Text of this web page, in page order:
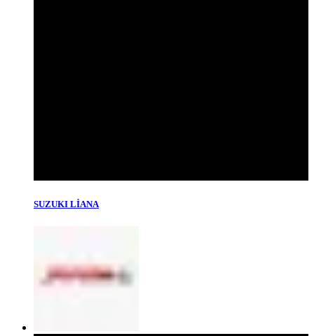
SUZUKI LİANA